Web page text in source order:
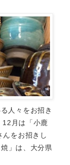
人々をお招き
12月は「小鹿
んをお招きし
」は、大分県